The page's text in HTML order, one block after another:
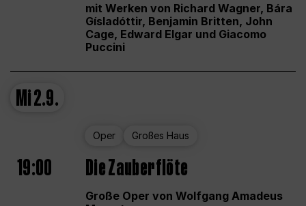
mit Werken von Richard Wagner, Bára
Gísladóttir, Benjamin Britten, John
Cage, Edward Elgar und Giacomo
Puccini
Mi2.9.
Oper Großes Haus
19:00 Die Zauberflöte
Große Oper von Wolfgang Amadeus